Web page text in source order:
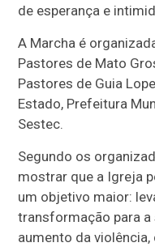
de esperança e
A Marcha é
Pastores de Mato
Pastores de Guia
Estado, Prefeitura
Sestec.
Segundo os
mostrar que a Igreja
um objetivo maior:
transformação para a
aumento da